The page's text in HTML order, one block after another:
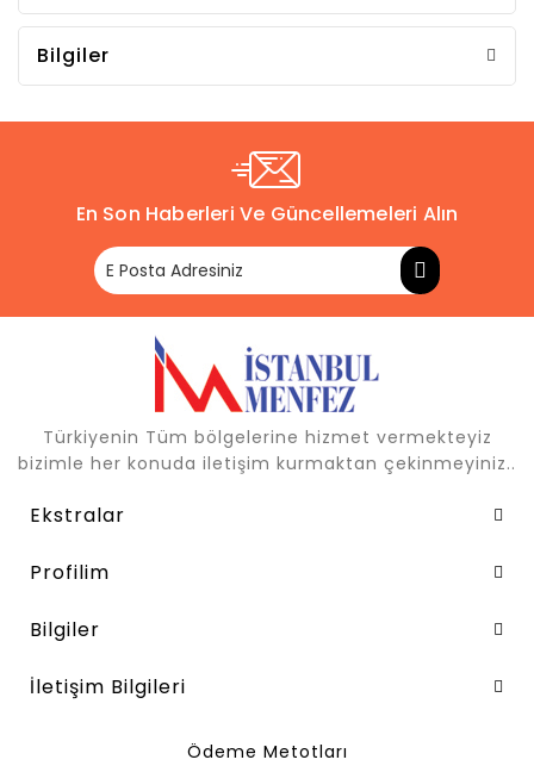
Bilgiler
En Son Haberleri Ve Güncellemeleri Alın
Türkiyenin Tüm bölgelerine hizmet vermekteyiz
bizimle her konuda iletişim kurmaktan çekinmeyiniz..
Ekstralar
Profilim
Bilgiler
İletişim Bilgileri
Ödeme Metotları